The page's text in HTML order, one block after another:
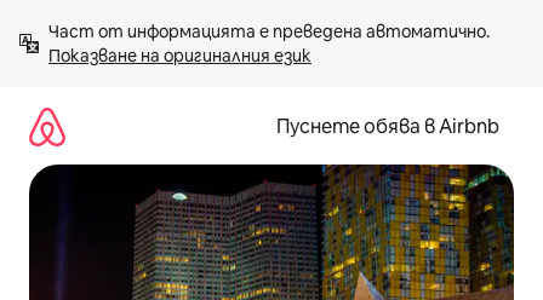
към
съдържанието
Показване на оригиналния език
Пуснете обява в Airbnb